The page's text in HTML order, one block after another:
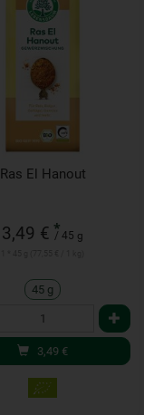
Ras El Hanout
3,49 € *
/ 45 g
45 g
3,49 €